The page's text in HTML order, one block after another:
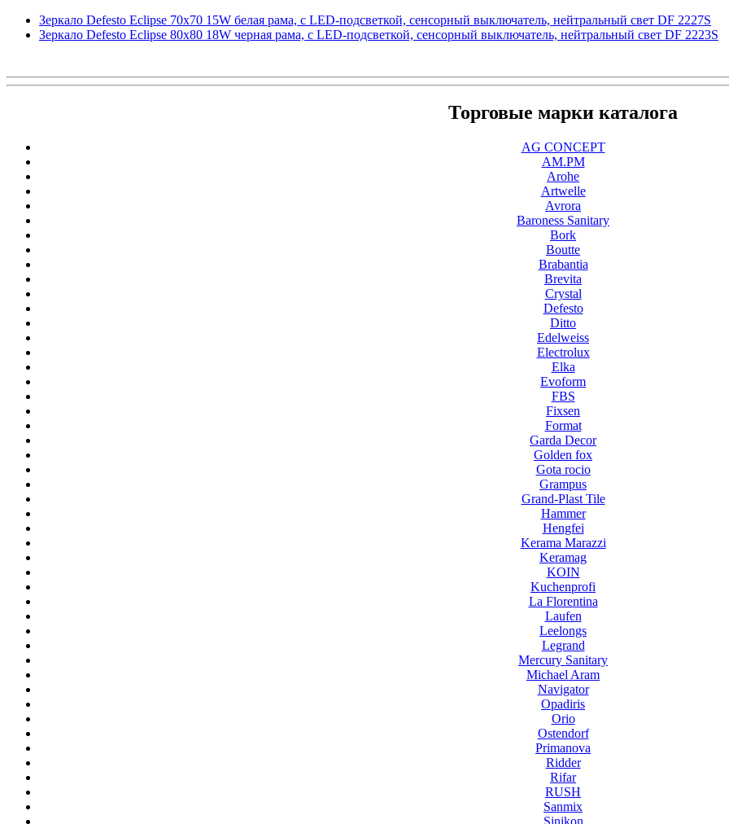
Зеркало Defesto Еclipse 70х70 15W белая рама, с LED-подсветкой, сенсорный выключатель, нейтральный свет DF 2227S
Зеркало Defesto Еclipse 80х80 18W черная рама, с LED-подсветкой, сенсорный выключатель, нейтральный свет DF 2223S
Торговые марки каталога
AG CONCEPT
AM.PM
Arohe
Artwelle
Avrora
Baroness Sanitary
Bork
Boutte
Brabantia
Brevita
Crystal
Defesto
Ditto
Edelweiss
Electrolux
Elka
Evoform
FBS
Fixsen
Format
Garda Decor
Golden fox
Gota rocio
Grampus
Grand-Plast Tile
Hammer
Hengfei
Kerama Marazzi
Keramag
KOIN
Kuchenprofi
La Florentina
Laufen
Leelongs
Legrand
Mercury Sanitary
Michael Aram
Navigator
Opadiris
Orio
Ostendorf
Primanova
Ridder
Rifar
RUSH
Sanmix